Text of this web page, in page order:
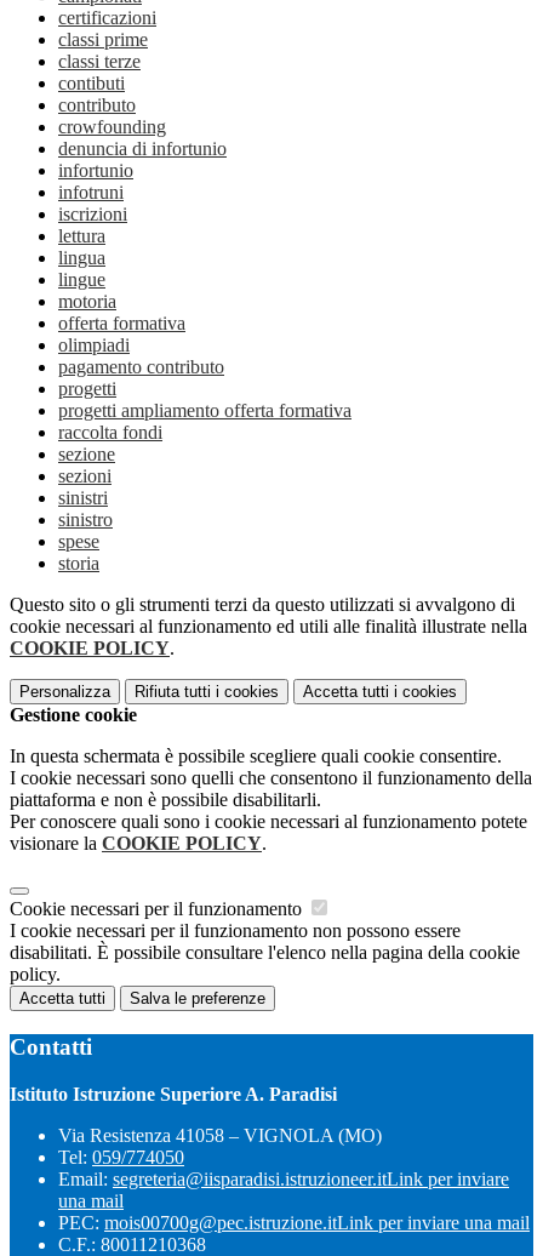
certificazioni
classi prime
classi terze
contibuti
contributo
crowfounding
denuncia di infortunio
infortunio
infotruni
iscrizioni
lettura
lingua
lingue
motoria
offerta formativa
olimpiadi
pagamento contributo
progetti
progetti ampliamento offerta formativa
raccolta fondi
sezione
sezioni
sinistri
sinistro
spese
storia
Questo sito o gli strumenti terzi da questo utilizzati si avvalgono di
cookie necessari al funzionamento ed utili alle finalità illustrate nella
COOKIE POLICY.
Personalizza Rifiuta tutti i cookies Accetta tutti i cookies
Gestione cookie
In questa schermata è possibile scegliere quali cookie consentire.
I cookie necessari sono quelli che consentono il funzionamento della
piattaforma e non è possibile disabilitarli.
Per conoscere quali sono i cookie necessari al funzionamento potete
visionare la COOKIE POLICY.
Cookie necessari per il funzionamento
I cookie necessari per il funzionamento non possono essere
disabilitati. È possibile consultare l'elenco nella pagina della cookie
policy.
Accetta tutti Salva le preferenze
Contatti
Istituto Istruzione Superiore A. Paradisi
Via Resistenza 41058 – VIGNOLA (MO)
Tel: 059/774050
Email: segreteria@iisparadisi.istruzioneer.itLink per inviare
una mail
PEC: mois00700g@pec.istruzione.itLink per inviare una mail
C.F.: 80011210368